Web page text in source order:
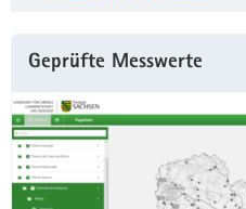
Geprüfte Messwerte